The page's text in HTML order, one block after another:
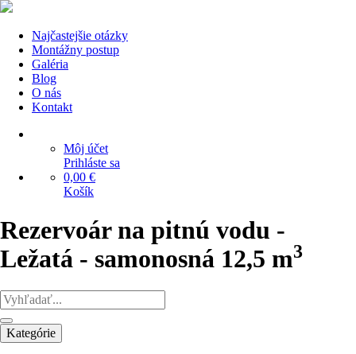
Najčastejšie otázky
Montážny postup
Galéria
Blog
O nás
Kontakt
Môj účet
Prihláste sa
0,00 €
Košík
Rezervoár na pitnú vodu -
Ležatá - samonosná 12,5 m3
Kategórie